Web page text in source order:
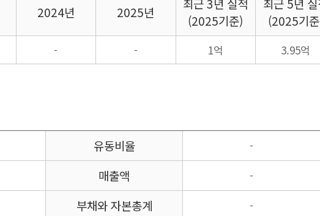
2024년 2025년
(2025기준)
(2025기
- - 1억 3.95억
유동비율 -
매출액 -
부채와 자본총계 -